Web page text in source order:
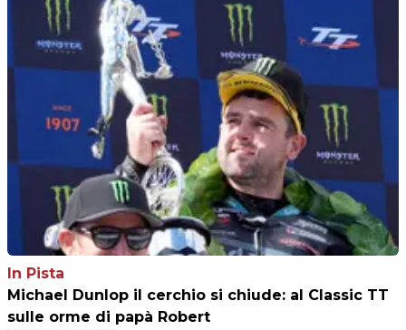
In Pista
Michael Dunlop il cerchio si chiude: al Classic TT
sulle orme di papà Robert